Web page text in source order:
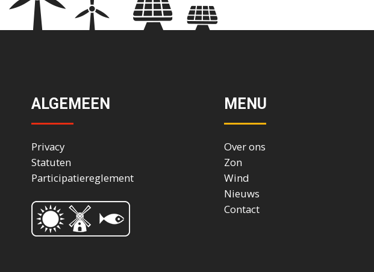
ALGEMEEN
Privacy
Statuten
Participatiereglement
MENU
Over ons
Zon
Wind
Nieuws
Contact